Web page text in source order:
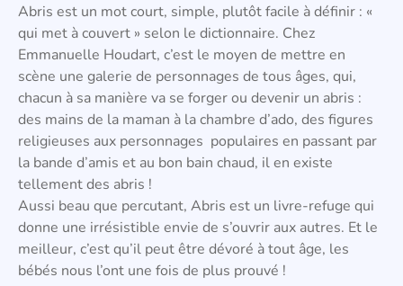
Abris est un mot court, simple, plutôt facile à définir : «
qui met à couvert » selon le dictionnaire. Chez
Emmanuelle Houdart, c’est le moyen de mettre en
scène une galerie de personnages de tous âges, qui,
chacun à sa manière va se forger ou devenir un abris :
des mains de la maman à la chambre d’ado, des figures
religieuses aux personnages populaires en passant par
la bande d’amis et au bon bain chaud, il en existe
tellement des abris !
Aussi beau que percutant, Abris est un livre-refuge qui
donne une irrésistible envie de s’ouvrir aux autres. Et le
meilleur, c’est qu’il peut être dévoré à tout âge, les
bébés nous l’ont une fois de plus prouvé !